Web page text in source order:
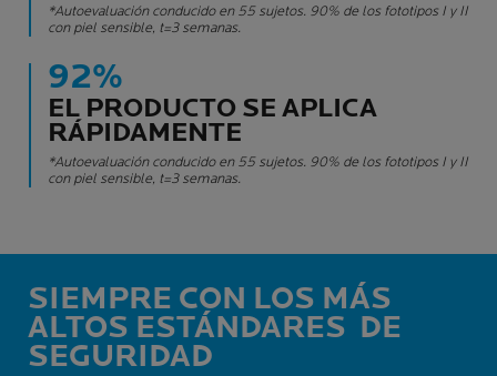
*Autoevaluación conducido en 55 sujetos. 90% de los fototipos I y II
con piel sensible, t=3 semanas.
92%
EL PRODUCTO SE APLICA
RÁPIDAMENTE
*Autoevaluación conducido en 55 sujetos. 90% de los fototipos I y II
con piel sensible, t=3 semanas.
SIEMPRE CON LOS MÁS
ALTOS ESTÁNDARES DE
SEGURIDAD